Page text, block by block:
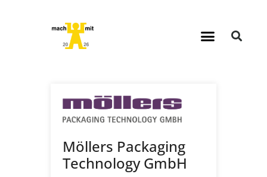
Möllers Packaging
Technology GmbH